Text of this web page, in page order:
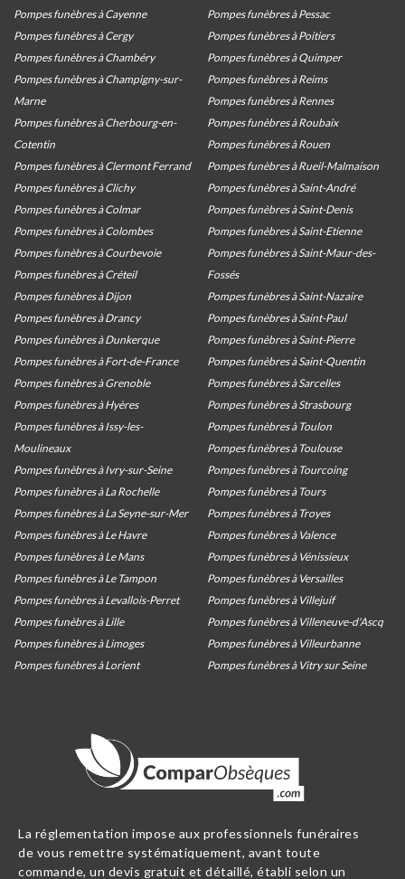
Pompes funèbres à Cayenne
Pompes funèbres à Cergy
Pompes funèbres à Chambéry
Pompes funèbres à Champigny-sur-
Marne
Pompes funèbres à Cherbourg-en-
Cotentin
Pompes funèbres à Clermont Ferrand
Pompes funèbres à Clichy
Pompes funèbres à Colmar
Pompes funèbres à Colombes
Pompes funèbres à Courbevoie
Pompes funèbres à Créteil
Pompes funèbres à Dijon
Pompes funèbres à Drancy
Pompes funèbres à Dunkerque
Pompes funèbres à Fort-de-France
Pompes funèbres à Grenoble
Pompes funèbres à Hyères
Pompes funèbres à Issy-les-
Moulineaux
Pompes funèbres à Ivry-sur-Seine
Pompes funèbres à La Rochelle
Pompes funèbres à La Seyne-sur-Mer
Pompes funèbres à Le Havre
Pompes funèbres à Le Mans
Pompes funèbres à Le Tampon
Pompes funèbres à Levallois-Perret
Pompes funèbres à Lille
Pompes funèbres à Limoges
Pompes funèbres à Lorient
Pompes funèbres à Pessac
Pompes funèbres à Poitiers
Pompes funèbres à Quimper
Pompes funèbres à Reims
Pompes funèbres à Rennes
Pompes funèbres à Roubaix
Pompes funèbres à Rouen
Pompes funèbres à Rueil-Malmaison
Pompes funèbres à Saint-André
Pompes funèbres à Saint-Denis
Pompes funèbres à Saint-Etienne
Pompes funèbres à Saint-Maur-des-
Fossés
Pompes funèbres à Saint-Nazaire
Pompes funèbres à Saint-Paul
Pompes funèbres à Saint-Pierre
Pompes funèbres à Saint-Quentin
Pompes funèbres à Sarcelles
Pompes funèbres à Strasbourg
Pompes funèbres à Toulon
Pompes funèbres à Toulouse
Pompes funèbres à Tourcoing
Pompes funèbres à Tours
Pompes funèbres à Troyes
Pompes funèbres à Valence
Pompes funèbres à Vénissieux
Pompes funèbres à Versailles
Pompes funèbres à Villejuif
Pompes funèbres à Villeneuve-d'Ascq
Pompes funèbres à Villeurbanne
Pompes funèbres à Vitry sur Seine
La réglementation impose aux professionnels funéraires
de vous remettre systématiquement, avant toute
commande, un devis gratuit et détaillé, établi selon un